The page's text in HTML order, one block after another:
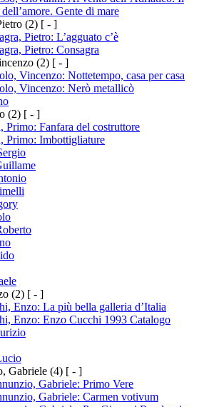
Gente di mare
(2) [ - ]
Pietro: L’agguato c’è
Pietro: Consagra
(2) [ - ]
Vincenzo: Nottetempo, casa per casa
Vincenzo: Nerò metallicò
(2) [ - ]
Primo: Fanfara del costruttore
Primo: Imbottigliature
(2) [ - ]
Enzo: La più bella galleria d’Italia
Enzo: Enzo Cucchi 1993 Catalogo
Gabriele (4) [ - ]
Gabriele: Primo Vere
Gabriele: Carmen votivum